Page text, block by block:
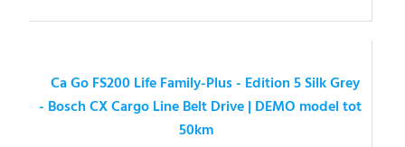
Ca Go FS200 Life Family-Plus - Edition 5 Silk Grey
- Bosch CX Cargo Line Belt Drive | DEMO model tot
50km